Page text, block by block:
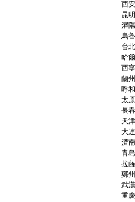
西
昆
瀋
烏
台
哈
西
蘭
呼
太
長
天
大
濟
青
拉
鄭
武
重